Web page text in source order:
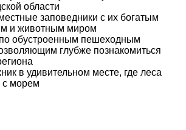
области
заповедники с их богатым
и животным миром
обустроенным пешеходным
глубже познакомиться
в удивительном месте, где леса
с морем